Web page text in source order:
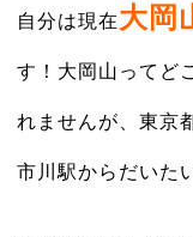
自分は現在大岡
す！大岡山ってど
れませんが、東京
市川駅からだいた